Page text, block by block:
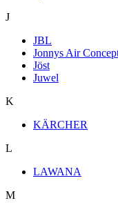
J
JBL
Jonnys Air
Jöst
Juwel
K
KÄRCHER
L
LAWANA
M